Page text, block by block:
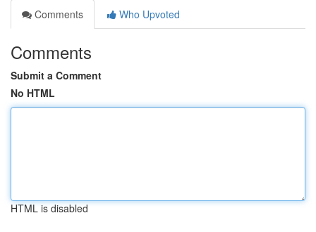
Comments
Who Upvoted
Comments
Submit a Comment
No HTML
HTML is disabled